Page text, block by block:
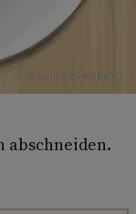
Foto: Julia Schweikhardt
abschneiden.